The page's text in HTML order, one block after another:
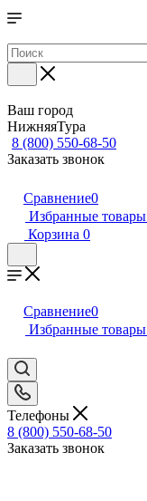
Ваш город
НижняяТура
8 (800) 550-68-50
Заказать звонок
Сравнение0
Избранные товары
Корзина 0
Сравнение0
Избранные товары
Телефоны
8 (800) 550-68-50
Заказать звонок